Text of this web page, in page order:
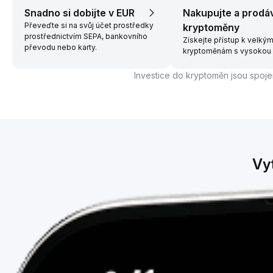
Snadno si dobijte v EUR
Převeďte si na svůj účet prostředky
prostřednictvím SEPA, bankovního
převodu nebo karty.
Nakupujte a
kryptoměny
Získejte přístup k velkým
kryptoměnám s
Investice do kryptoměn jsou